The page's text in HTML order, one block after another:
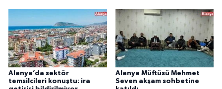
Alanya’da sektör
temsilcileri konuştu: ira
Alanya Müftüsü Mehmet
Seven akşam sohbetine